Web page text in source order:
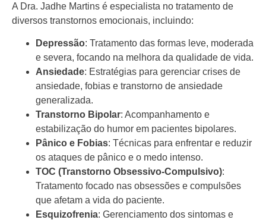
A Dra. Jadhe Martins é especialista no tratamento de
diversos transtornos emocionais, incluindo:
Depressão: Tratamento das formas leve, moderada
e severa, focando na melhora da qualidade de vida.
Ansiedade: Estratégias para gerenciar crises de
ansiedade, fobias e transtorno de ansiedade
generalizada.
Transtorno Bipolar: Acompanhamento e
estabilização do humor em pacientes bipolares.
Pânico e Fobias: Técnicas para enfrentar e reduzir
os ataques de pânico e o medo intenso.
TOC (Transtorno Obsessivo-Compulsivo):
Tratamento focado nas obsessões e compulsões
que afetam a vida do paciente.
Esquizofrenia: Gerenciamento dos sintomas e